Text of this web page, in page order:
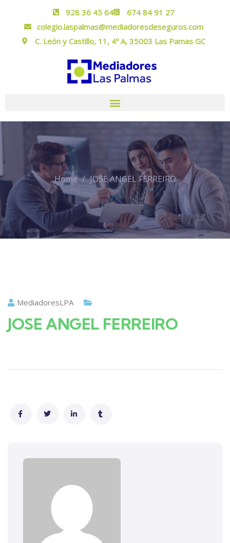
928 36 45 64
674 84 91 27
colegio.laspalmas@mediadoresdeseguros.com
C. León y Castillo, 11, 4º A, 35003 Las Pamas GC
Home JOSE ANGEL FERREIRO
MediadoresLPA
JOSE ANGEL FERREIRO